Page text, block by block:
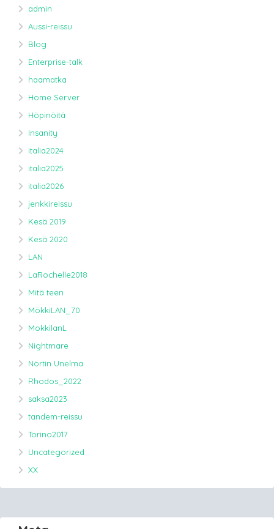
admin
Aussi-reissu
Blog
Enterprise-talk
haamatka
Home Server
Höpinöitä
Insanity
italia2024
italia2025
italia2026
jenkkireissu
Kesä 2019
Kesä 2020
LAN
LaRochelle2018
Mitä teen
MökkiLAN_70
MokkilanL
Nightmare
Nörtin Unelma
Rhodos_2022
saksa2023
tandem-reissu
Torino2017
Uncategorized
XX